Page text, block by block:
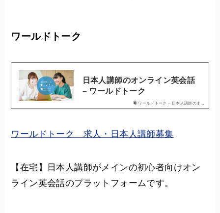
ワールドトーク
ワールドトーク – 日本人講師のオ…
日本人講師のオンライン英会話
– ワールドトーク
ワールドトーク 求人・日本人講師募集
【在宅】日本人講師がメインの初心者向けオン
ライン英会話のプラットフォームです。